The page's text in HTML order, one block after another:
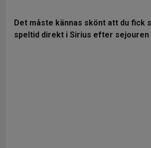
Det måste kännas skönt att du fick
speltid direkt i Sirius efter sejouren